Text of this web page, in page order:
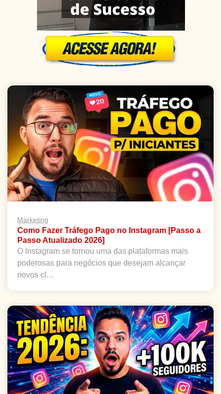
Marketing
Como Fazer Tráfego Pago no Instagram [Passo a
Passo Atualizado 2026]
O Instagram se tornou uma das plataformas mais
poderosas para negócios que desejam alcançar
novos cl…